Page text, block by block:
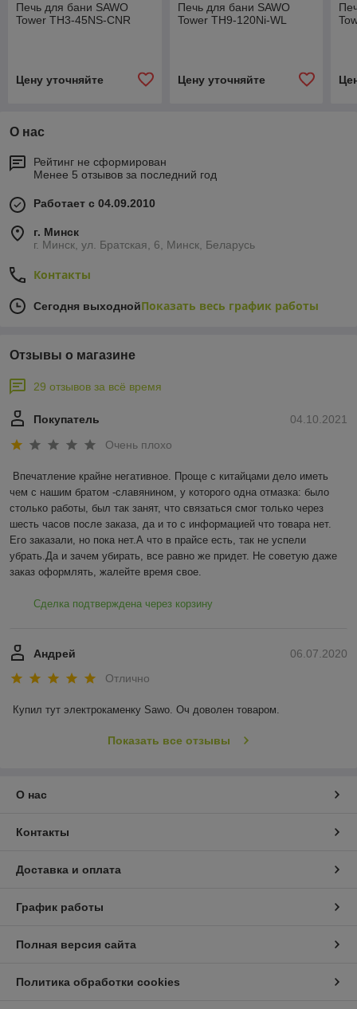
Печь для бани SAWO
Tower TH3-45NS-CNR
Цену уточняйте
Печь для бани SAWO
Tower TH9-120Ni-WL
Цену уточняйте
О нас
Рейтинг не сформирован
Менее 5 отзывов за последний год
Работает с 04.09.2010
г. Минск
г. Минск, ул. Братская, 6, Минск, Беларусь
Контакты
Сегодня выходнойПоказать весь график работы
Отзывы о магазине
29 отзывов за всё время
04.10.2021
Покупатель
Очень плохо
Впечатление крайне негативное. Проще с китайцами дело иметь
чем с нашим братом -славянином, у которого одна отмазка: было
столько работы, был так занят, что связаться смог только через
шесть часов после заказа, да и то с информацией что товара нет.
Его заказали, но пока нет.А что в прайсе есть, так не успели
убрать.Да и зачем убирать, все равно же придет. Не советую даже
заказ оформлять, жалейте время свое.
Сделка подтверждена через корзину
06.07.2020
Андрей
Отлично
Купил тут электрокаменку Sawo. Оч доволен товаром.
Показать все отзывы
О нас
Контакты
Доставка и оплата
График работы
Полная версия сайта
Политика обработки cookies